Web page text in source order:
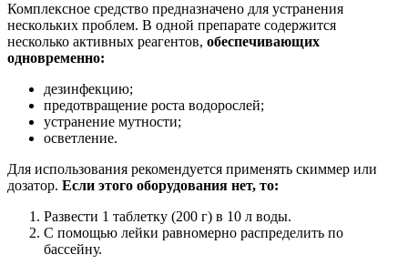
Комплексное средство предназначено для устранения
нескольких проблем. В одной препарате содержится
несколько активных реагентов, обеспечивающих
одновременно:
дезинфекцию;
предотвращение роста водорослей;
устранение мутности;
осветление.
Для использования рекомендуется применять скиммер или
дозатор. Если этого оборудования нет, то:
Развести 1 таблетку (200 г) в 10 л воды.
С помощью лейки равномерно распределить по
бассейну.